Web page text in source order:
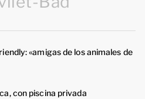
«amigas de los animales de
con piscina privada